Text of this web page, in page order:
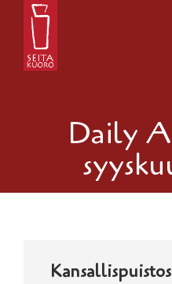
Daily